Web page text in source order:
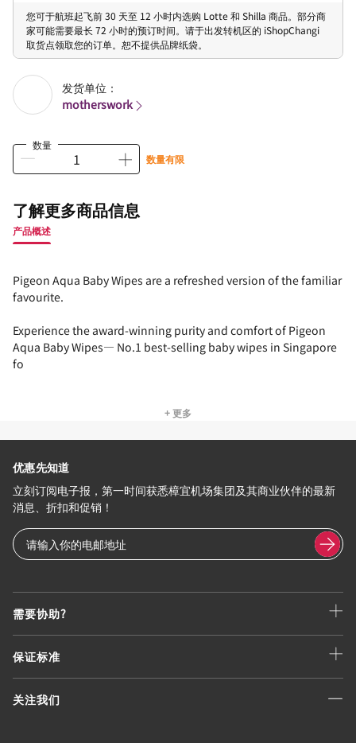
您可于航班起飞前 30 天至 12 小时内选购 Lotte 和 Shilla 商品。部分商
家可能需要最长 72 小时的预订时间。请于出发转机区的 iShopChangi
取货点领取您的订单。恕不提供品牌纸袋。
发货单位：
motherswork
数量
数量有限
了解更多商品信息
产品概述
Pigeon Aqua Baby Wipes are a refreshed version of the familiar
favourite.
Experience the award-winning purity and comfort of Pigeon
Aqua Baby Wipes— No.1 best-selling baby wipes in Singapore
fo
+ 更多
需要协助?
保证标准
关注我们
优惠先知道
立刻订阅电子报，第一时间获悉樟宜机场集团及其商业伙伴的最新
消息、折扣和促销！